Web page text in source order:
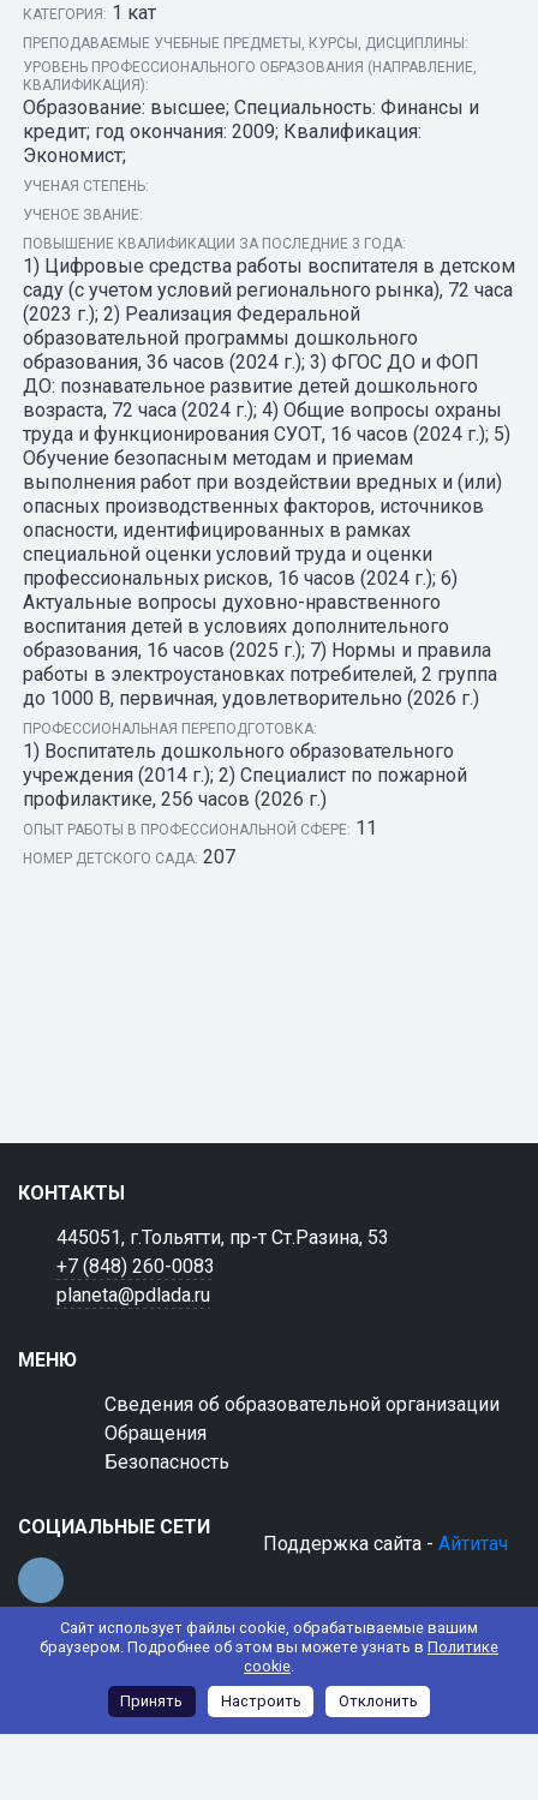
Сайт использует файлы cookie, обрабатываемые вашим
браузером. Подробнее об этом вы можете узнать в Политике
cookie.
Принять
Настроить Отклонить
КАТЕГОРИЯ: 1 кат
ПРЕПОДАВАЕМЫЕ УЧЕБНЫЕ ПРЕДМЕТЫ, КУРСЫ, ДИСЦИПЛИНЫ:
УРОВЕНЬ ПРОФЕССИОНАЛЬНОГО ОБРАЗОВАНИЯ (НАПРАВЛЕНИЕ,
КВАЛИФИКАЦИЯ):
Образование: высшее; Специальность: Финансы и
кредит; год окончания: 2009; Квалификация:
Экономист;
УЧЕНАЯ СТЕПЕНЬ:
УЧЕНОЕ ЗВАНИЕ:
ПОВЫШЕНИЕ КВАЛИФИКАЦИИ ЗА ПОСЛЕДНИЕ 3 ГОДА:
1) Цифровые средства работы воспитателя в детском
саду (с учетом условий регионального рынка), 72 часа
(2023 г.); 2) Реализация Федеральной
образовательной программы дошкольного
образования, 36 часов (2024 г.); 3) ФГОС ДО и ФОП
ДО: познавательное развитие детей дошкольного
возраста, 72 часа (2024 г.); 4) Общие вопросы охраны
труда и функционирования СУОТ, 16 часов (2024 г.); 5)
Обучение безопасным методам и приемам
выполнения работ при воздействии вредных и (или)
опасных производственных факторов, источников
опасности, идентифицированных в рамках
специальной оценки условий труда и оценки
профессиональных рисков, 16 часов (2024 г.); 6)
Актуальные вопросы духовно-нравственного
воспитания детей в условиях дополнительного
образования, 16 часов (2025 г.); 7) Нормы и правила
работы в электроустановках потребителей, 2 группа
до 1000 В, первичная, удовлетворительно (2026 г.)
ПРОФЕССИОНАЛЬНАЯ ПЕРЕПОДГОТОВКА:
1) Воспитатель дошкольного образовательного
учреждения (2014 г.); 2) Специалист по пожарной
профилактике, 256 часов (2026 г.)
ОПЫТ РАБОТЫ В ПРОФЕССИОНАЛЬНОЙ СФЕРЕ: 11
НОМЕР ДЕТСКОГО САДА: 207
КОНТАКТЫ
445051, г.Тольятти, пр-т Ст.Разина, 53
+7 (848) 260-0083
planeta@pdlada.ru
МЕНЮ
Сведения об образовательной организации
Обращения
Безопасность
СОЦИАЛЬНЫЕ СЕТИ
Поддержка сайта - Айтитач
© 2022 АНО ДО "Планета детства "Лада"